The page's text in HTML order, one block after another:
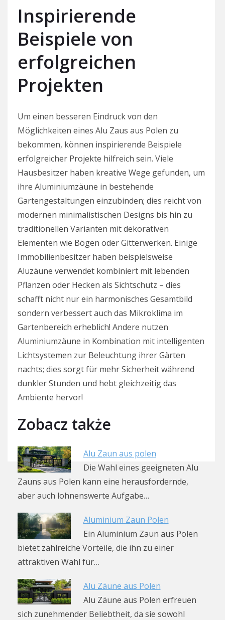
Inspirierende
Beispiele von
erfolgreichen
Projekten
Um einen besseren Eindruck von den
Möglichkeiten eines Alu Zaus aus Polen zu
bekommen, können inspirierende Beispiele
erfolgreicher Projekte hilfreich sein. Viele
Hausbesitzer haben kreative Wege gefunden, um
ihre Aluminiumzäune in bestehende
Gartengestaltungen einzubinden; dies reicht von
modernen minimalistischen Designs bis hin zu
traditionellen Varianten mit dekorativen
Elementen wie Bögen oder Gitterwerken. Einige
Immobilienbesitzer haben beispielsweise
Aluzäune verwendet kombiniert mit lebenden
Pflanzen oder Hecken als Sichtschutz – dies
schafft nicht nur ein harmonisches Gesamtbild
sondern verbessert auch das Mikroklima im
Gartenbereich erheblich! Andere nutzen
Aluminiumzäune in Kombination mit intelligenten
Lichtsystemen zur Beleuchtung ihrer Gärten
nachts; dies sorgt für mehr Sicherheit während
dunkler Stunden und hebt gleichzeitig das
Ambiente hervor!
Zobacz także
Alu Zaun aus polen
Die Wahl eines geeigneten Alu
Zauns aus Polen kann eine herausfordernde,
aber auch lohnenswerte Aufgabe…
Aluminium Zaun Polen
Ein Aluminium Zaun aus Polen
bietet zahlreiche Vorteile, die ihn zu einer
attraktiven Wahl für…
Alu Zäune aus Polen
Alu Zäune aus Polen erfreuen
sich zunehmender Beliebtheit, da sie sowohl